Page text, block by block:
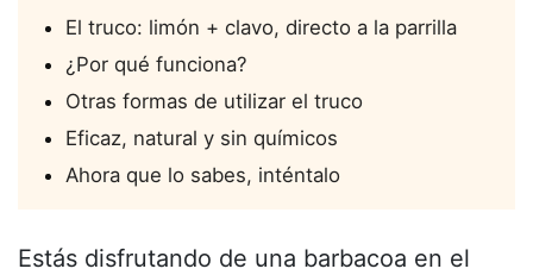
El truco: limón + clavo, directo a la parrilla
¿Por qué funciona?
Otras formas de utilizar el truco
Eficaz, natural y sin químicos
Ahora que lo sabes, inténtalo
Estás disfrutando de una barbacoa en el